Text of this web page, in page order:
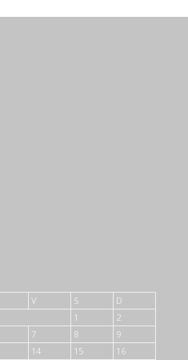
V S
D
1
2
7 8
9
14 15 16